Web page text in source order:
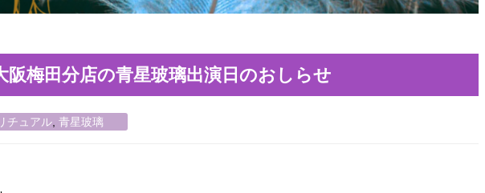
梅田分店の青星玻璃出演日のおしらせ
チュアル 青星玻璃